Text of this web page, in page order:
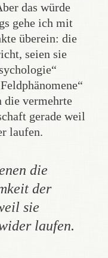
das würde
gehe ich mit
überein: die
seien sie
die vermehrte
gerade weil
laufen.
die
der
sie
laufen.